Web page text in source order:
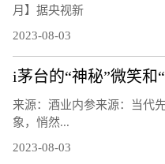
月】据央视新
2023-08-03
i茅台的“神秘”微笑和
来源：酒业内参来源：当代
象，悄然...
2023-08-03